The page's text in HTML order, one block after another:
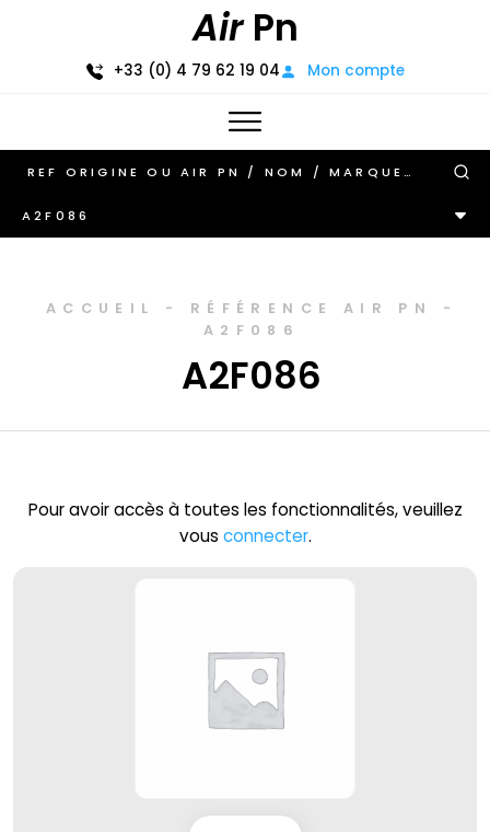
AirPn
+33 (0) 4 79 62 19 04 Mon compte
A2F086
ACCUEIL - RÉFÉRENCE AIR PN
-
A2F086
A2F086
Pour avoir accès à toutes les fonctionnalités, veuillez
vous connecter.